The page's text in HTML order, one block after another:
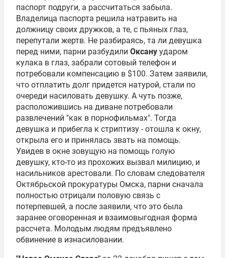
паспорт подруги, а рассчитаться забыла.
Владелица паспорта решила натравить на
должницу своих дружков, а те, с пьяных глаз,
перепутали жертв. Не разбираясь, та ли девушка
перед ними, парни разбудили Оксану ударом
кулака в глаз, забрали сотовый телефон и
потребовали компенсацию в $100. Затем заявили,
что отплатить долг придется натурой, стали по
очереди насиловать девушку. А чуть позже,
расположившись на диване потребовали
развлечений "как в порнофильмах". Тогда
девушка и прибегла к стриптизу - отошла к окну,
открыла его и принялась звать на помощь.
Увидев в окне зовущую на помощь голую
девушку, кто-то из прохожих вызвал милицию, и
насильников арестовали. По словам следователя
Октябрьской прокуратуры Омска, парни сначала
полностью отрицали половую связь с
потерпевшей, а после заявили, что это была
заранее оговоренная и взаимовыгодная форма
рассчета. Молодым людям предъявлено
обвинение в изнасиловании.